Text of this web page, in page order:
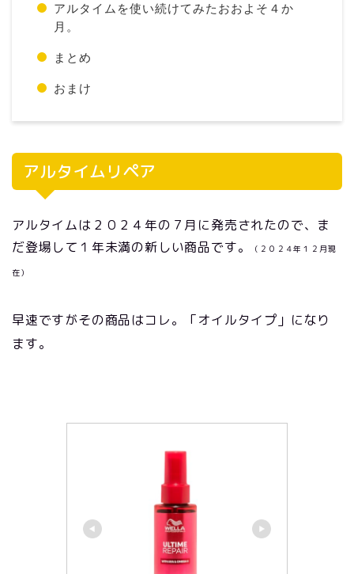
アルタイムを使い続けてみたおおよそ４か
月。
まとめ
おまけ
アルタイムリペア
アルタイムは２０２４年の７月に発売されたので、ま
だ登場して１年未満の新しい商品です。
（２０２４年１２月現
在）
早速ですがその商品はコレ。「オイルタイプ」になり
ます。